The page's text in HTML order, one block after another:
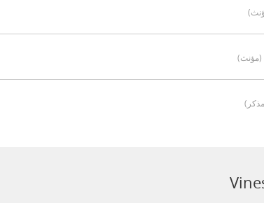
(مؤنث)